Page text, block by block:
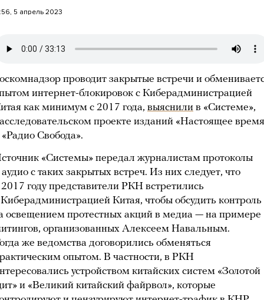
5 апрель 2023
проводит закрытые встречи и
интернет-блокировок с Киберадминистрацией
как минимум с 2017 года, выяснили в «Системе»,
проекте изданий «Настоящее
Свобода».
«Системы» передал журналистам протоколы
с таких закрытых встреч. Из них следует, что
году представители РКН встретились
Китая, чтобы обсудить контроль
освещением протестных акций в медиа — на примере
организованных Алексеем Навальным.
же ведомства договорились обменяться
опытом. В частности, в РКН
устройством китайских систем «Золотой
и «Великий китайский файрвол», которые